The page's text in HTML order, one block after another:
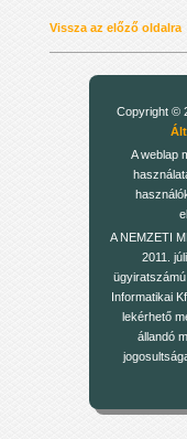
Vissza az előző oldalra
Copyright ©
A weblap
A NEMZETI
2011.
Informatikai
lekérhető
állandó